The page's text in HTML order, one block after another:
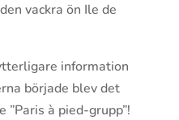
vackra ön Ile de
information
började blev det
à pied-grupp”!